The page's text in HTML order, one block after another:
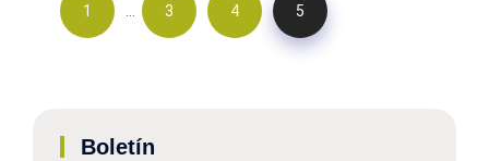
1 … 3 4 5
Boletín